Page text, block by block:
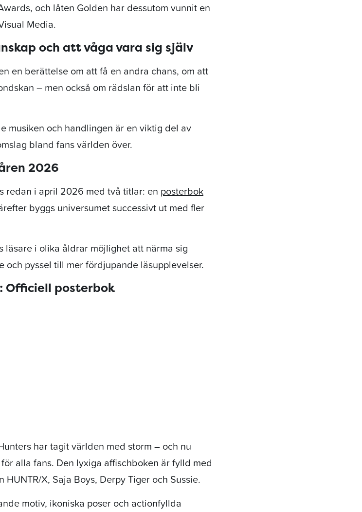
och låten Golden har dessutom vunnit en
Media.
och att våga vara sig själv
en berättelse om att få en andra chans, om att
– men också om rädslan för att inte bli
musiken och handlingen är en viktig del av
bland fans världen över.
2026
redan i april 2026 med två titlar: en posterbok
byggs universumet successivt ut med fler
läsare i olika åldrar möjlighet att närma sig
pyssel till mer fördjupande läsupplevelser.
Officiell posterbok
har tagit världen med storm – och nu
alla fans. Den lyxiga affischboken är fylld med
X, Saja Boys, Derpy Tiger och Sussie.
motiv, ikoniska poser och actionfyllda